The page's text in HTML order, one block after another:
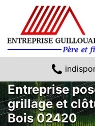
Entreprise
grillage et
Bois 02420